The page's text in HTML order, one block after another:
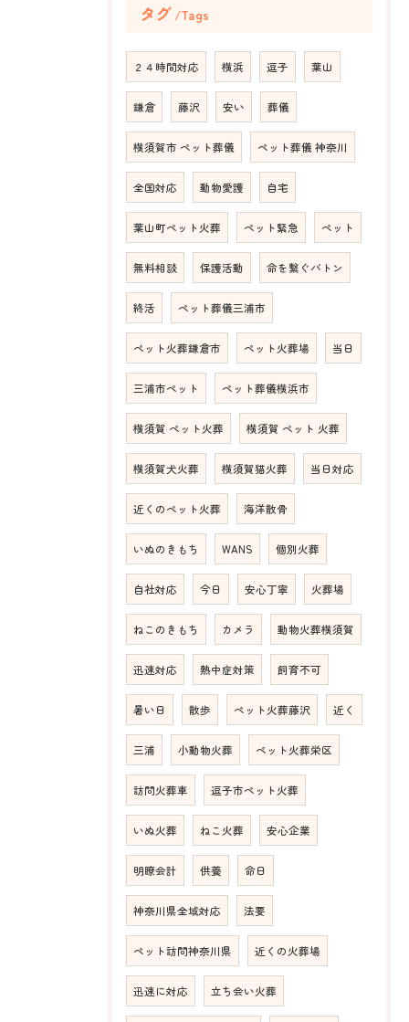
タグ Tags
２４時間対応 横浜 逗子 葉山
鎌倉 藤沢 安い 葬儀
横須賀市 ペット葬儀 ペット葬儀 神奈川
全国対応 動物愛護 自宅
葉山町ペット火葬 ペット緊急 ペット
無料相談 保護活動 命を繋ぐバトン
終活 ペット葬儀三浦市
ペット火葬鎌倉市 ペット火葬場 当日
三浦市ペット ペット葬儀横浜市
横須賀 ペット火葬 横須賀 ペット 火葬
横須賀犬火葬 横須賀猫火葬 当日対応
近くのペット火葬 海洋散骨
いぬのきもち WANS 個別火葬
自社対応 今日 安心丁寧 火葬場
ねこのきもち カメラ 動物火葬横須賀
迅速対応 熱中症対策 飼育不可
暑い日 散歩 ペット火葬藤沢 近く
三浦 小動物火葬 ペット火葬栄区
訪問火葬車 逗子市ペット火葬
いぬ火葬 ねこ火葬 安心企業
明瞭会計 供養 命日
神奈川県全域対応 法要
ペット訪問神奈川県 近くの火葬場
迅速に対応 立ち会い火葬